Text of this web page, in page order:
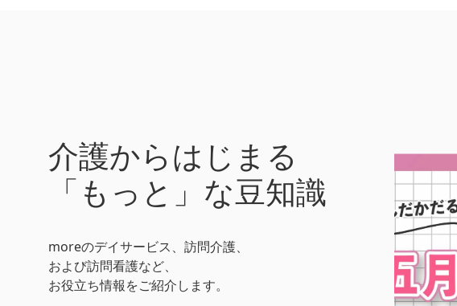
介護からはじまる
「もっと」な豆知識
moreのデイサービス、訪問介護、
および訪問看護など、
お役立ち情報をご紹介します。